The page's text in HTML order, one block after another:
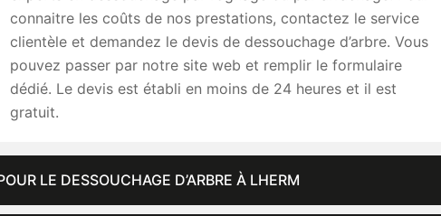
connaitre les coûts de nos prestations, contactez le service
clientèle et demandez le devis de dessouchage d’arbre. Vous
pouvez passer par notre site web et remplir le formulaire
dédié. Le devis est établi en moins de 24 heures et il est
gratuit.
LE DESSOUCHAGE D’ARBRE À LHERM